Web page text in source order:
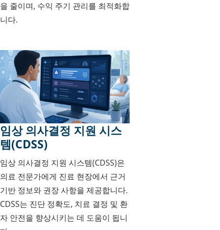
을 줄이며, 수익 주기 관리를 최적화합
니다.
임상 의사결정 지원 시스
템(CDSS)
임상 의사결정 지원 시스템(CDSS)은
의료 전문가에게 진료 현장에서 근거
기반 정보와 권장 사항을 제공합니다.
CDSS는 진단 정확도, 치료 결정 및 환
자 안전을 향상시키는 데 도움이 됩니